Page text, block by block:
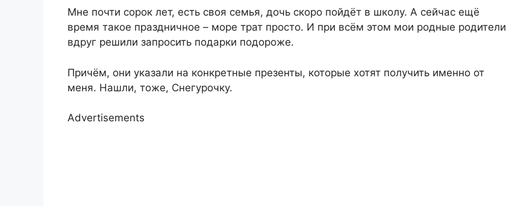
Мне почти сорок лет, есть своя семья, дочь скоро пойдёт в школу. А сейчас ещё
время такое праздничное – море трат просто. И при всём этом мои родные родители
вдруг решили запросить подарки подороже.
Причём, они указали на конкретные презенты, которые хотят получить именно от
меня. Нашли, тоже, Снегурочку.
Advertisements